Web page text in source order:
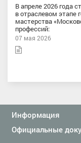
В апреле 2026 года
в отраслевом этапе
мастерства
профессий:
07 мая 2026
Информация
Официальные